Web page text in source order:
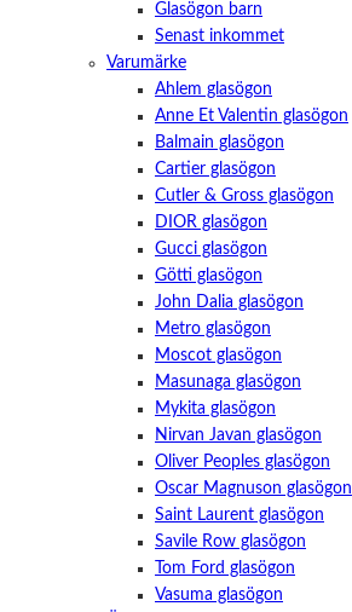
Glasögon barn
Senast inkommet
Varumärke
Ahlem glasögon
Anne Et Valentin glasögon
Balmain glasögon
Cartier glasögon
Cutler & Gross glasögon
DIOR glasögon
Gucci glasögon
Götti glasögon
John Dalia glasögon
Metro glasögon
Moscot glasögon
Masunaga glasögon
Mykita glasögon
Nirvan Javan glasögon
Oliver Peoples glasögon
Oscar Magnuson glasögon
Saint Laurent glasögon
Savile Row glasögon
Tom Ford glasögon
Vasuma glasögon